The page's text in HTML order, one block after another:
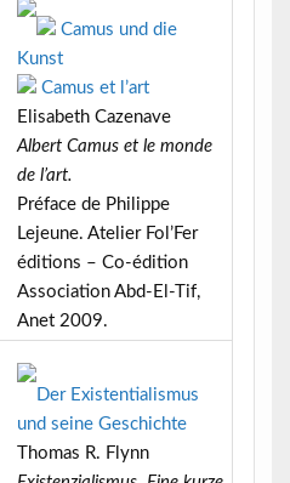
Camus und die
Kunst
Camus et l’art
Elisabeth Cazenave
Albert Camus et le monde
de l’art.
Préface de Philippe
Lejeune. Atelier Fol’Fer
éditions – Co-édition
Association Abd-El-Tif,
Anet 2009.
Der Existentialismus
und seine Geschichte
Thomas R. Flynn